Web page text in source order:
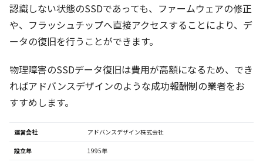
認識しない状態のSSDであっても、ファームウェアの修正
や、フラッシュチップへ直接アクセスすることにより、デ
ータの復旧を行うことができます。
物理障害のSSDデータ復旧は費用が高額になるため、でき
ればアドバンスデザインのような成功報酬制の業者をお
すすめします。
運営会社 アドバンスデザイン株式会社
設立年 1995年